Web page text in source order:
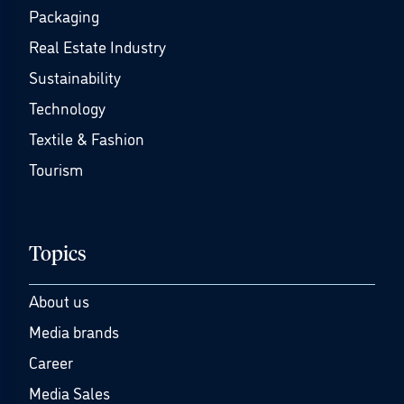
Packaging
Real Estate Industry
Sustainability
Technology
Textile & Fashion
Tourism
Topics
About us
Media brands
Career
Media Sales